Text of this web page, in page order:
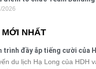
2026
MỚI NHẤT
trình đầy ắp tiếng cười của
du lịch Hạ Long của HDH